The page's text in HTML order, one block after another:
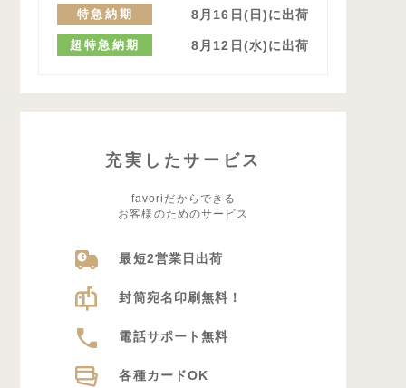
特急納期 8月16日(日)に出荷
超特急納期 8月12日(水)に出荷
充実したサービス
favoriだからできる
お客様のためのサービス
最短2営業日出荷
封筒宛名印刷無料！
電話サポート無料
各種カードOK